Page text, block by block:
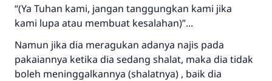
“(Ya Tuhan kami, jangan tanggungkan kami jika
kami lupa atau membuat kesalahan)”...
Namun jika dia meragukan adanya najis pada
pakaiannya ketika dia sedang shalat, maka dia tidak
boleh meninggalkannya (shalatnya) , baik dia